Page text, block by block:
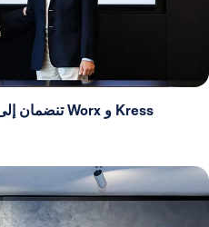
Kress و Worx تنضمان إلى ريال مدريد في مسيرة الاستدامة